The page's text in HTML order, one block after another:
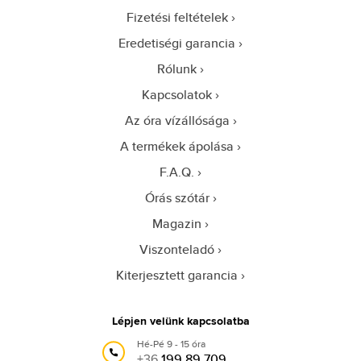
Fizetési feltételek
Eredetiségi garancia
Rólunk
Kapcsolatok
Az óra vízállósága
A termékek ápolása
F.A.Q.
Órás szótár
Magazin
Viszonteladó
Kiterjesztett garancia
Lépjen velünk kapcsolatba
Hé-Pé 9 - 15 óra